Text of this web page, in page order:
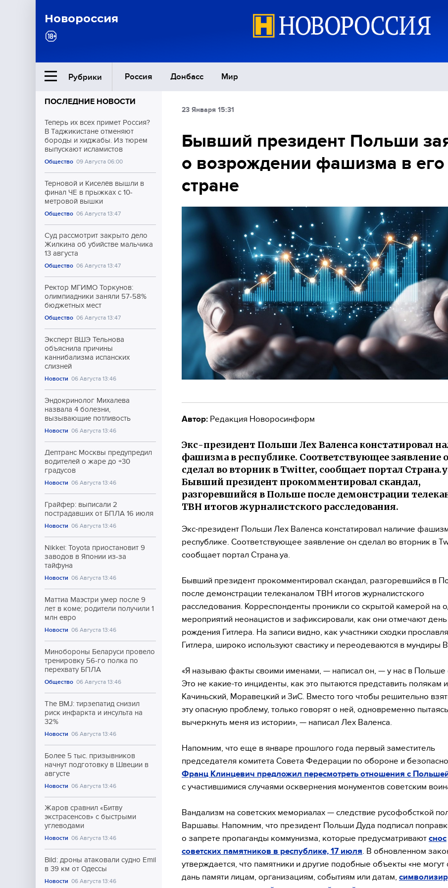
Новороссия
Рубрики Россия Донбасс Мир
Ближний Восток
Общество
Экономика
Культура
ПОСЛЕДНИЕ НОВОСТИ
Теперь их всех примет Россия?
В Таджикистане отменяют
бороды и хиджабы. Из тюрем
выпускают исламистов
Общество 09 Августа 06:00
Терновой и Киселёв вышли в
финал ЧЕ в прыжках с 10-
метровой вышки
Общество 06 Августа 13:47
Суд рассмотрит закрыто дело
Жилкина об убийстве мальчика
13 августа
Общество 06 Августа 13:47
Ректор МГИМО Торкунов:
олимпиадники заняли 57-58%
бюджетных мест
Общество 06 Августа 13:47
Эксперт ВШЭ Тельнова
объяснила причины
каннибализма испанских
слизней
Новости 06 Августа 13:46
Эндокринолог Михалева
назвала 4 болезни,
вызывающие потливость
Новости 06 Августа 13:46
Дептранс Москвы предупредил
водителей о жаре до +30
градусов
Новости 06 Августа 13:46
Грайфер: выписали 2
пострадавших от БПЛА 16 июля
Новости 06 Августа 13:46
Nikkei: Toyota приостановит 9
заводов в Японии из-за
тайфуна
Новости 06 Августа 13:46
Маттиа Маэстри умер после 9
лет в коме; родители получили 1
млн евро
Новости 06 Августа 13:46
Минобороны Беларуси провело
тренировку 56-го полка по
перехвату БПЛА
Общество 06 Августа 13:46
The BMJ: тирзепатид снизил
риск инфаркта и инсульта на
32%
Новости 06 Августа 13:46
Более 5 тыс. призывников
начнут подготовку в Швеции в
августе
Новости 06 Августа 13:46
Жаров сравнил «Битву
экстрасенсов» с быстрыми
углеводами
Новости 06 Августа 13:46
Bild: дроны атаковали судно Emil
в 39 км от Одессы
Новости 06 Августа 13:46
23 Января 15:31
Бывший президент Польши
о возрождении фашизма в его
стране
Автор: Редакция Новоросинформ
Экс-президент Польши Лех Валенса констатировал
фашизма в республике. Соответствующее заявление
сделал во вторник в Twitter, сообщает портал
Бывший президент прокомментировал скандал,
разгоревшийся в Польше после демонстрации
ТВН итогов журналистского расследования.
Экс-президент Польши Лех Валенса констатировал наличие
республике. Соответствующее заявление он сделал во вторник в
сообщает портал Страна.уа.
Бывший президент прокомментировал скандал, разгоревшийся в
после демонстрации телеканалом ТВН итогов журналистского
расследования. Корреспонденты проникли со скрытой камерой на
мероприятий неонацистов и зафиксировали, как они отмечают день
рождения Гитлера. На записи видно, как участники сходки
Гитлера, широко используют свастику и переодеваются в мундиры
«Я называю факты своими именами, — написал он, — у нас в
Это не какие-то инциденты, как это пытаются представить полякам
Качиньский, Моравецкий и ЗиС. Вместо того чтобы решительно
эту опасную проблему, только говорят о ней, одновременно пытаясь
вычеркнуть меня из истории», — написал Лех Валенса.
Напомним, что еще в январе прошлого года первый заместитель
председателя комитета Совета Федерации по обороне и
Франц Клинцевич предложил пересмотреть отношения с
с участившимися случаями осквернения монументов советским
Вандализм на советских мемориалах — следствие русофобсткой
Варшавы. Напомним, что президент Польши Дуда подписал
о запрете пропаганды коммунизма, которые предусматривают снос
советских памятников в республике, 17 июля . В обновленном
утверждается, что памятники и другие подобные объекты «не могут
дань памяти лицам, организациям, событиям или датам,